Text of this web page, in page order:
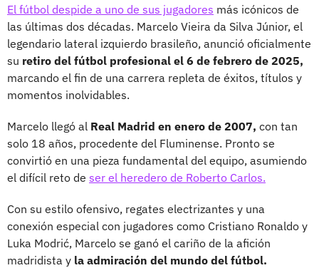
El fútbol despide a uno de sus jugadores más icónicos de
las últimas dos décadas. Marcelo Vieira da Silva Júnior, el
legendario lateral izquierdo brasileño, anunció oficialmente
su retiro del fútbol profesional el 6 de febrero de 2025,
marcando el fin de una carrera repleta de éxitos, títulos y
momentos inolvidables.
Marcelo llegó al Real Madrid en enero de 2007, con tan
solo 18 años, procedente del Fluminense. Pronto se
convirtió en una pieza fundamental del equipo, asumiendo
el difícil reto de ser el heredero de Roberto Carlos.
Con su estilo ofensivo, regates electrizantes y una
conexión especial con jugadores como Cristiano Ronaldo y
Luka Modrić, Marcelo se ganó el cariño de la afición
madridista y la admiración del mundo del fútbol.